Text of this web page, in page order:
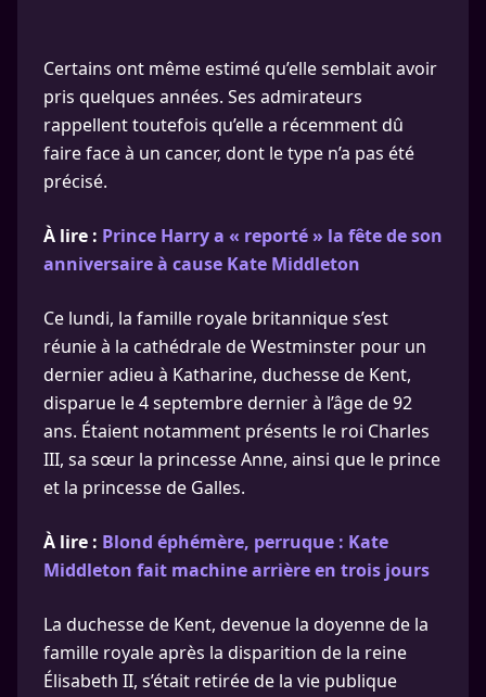
Certains ont même estimé qu’elle semblait avoir
pris quelques années. Ses admirateurs
rappellent toutefois qu’elle a récemment dû
faire face à un cancer, dont le type n’a pas été
précisé.
À lire : Prince Harry a « reporté » la fête de son
anniversaire à cause Kate Middleton
Ce lundi, la famille royale britannique s’est
réunie à la cathédrale de Westminster pour un
dernier adieu à Katharine, duchesse de Kent,
disparue le 4 septembre dernier à l’âge de 92
ans. Étaient notamment présents le roi Charles
III, sa sœur la princesse Anne, ainsi que le prince
et la princesse de Galles.
À lire : Blond éphémère, perruque : Kate
Middleton fait machine arrière en trois jours
La duchesse de Kent, devenue la doyenne de la
famille royale après la disparition de la reine
Élisabeth II, s’était retirée de la vie publique